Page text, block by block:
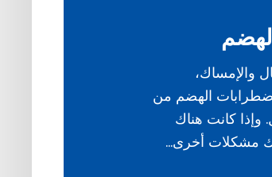
والإمساك،
الهضم من
وإذا كانت هناك
مشكلات أخرى…